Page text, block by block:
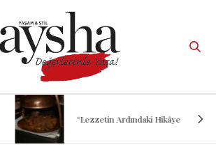
“Lezzetin Ardındaki Hikâye: Kadırgalı”